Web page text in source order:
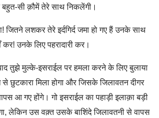
सी क़ौमें तेरे साथ निकलेंगी।
जितने लशकर तेरे इर्दगिर्द जमा हो गए हैं उनके साथ
कर! उनके लिए पहरादारी कर।
तुझे मुल्के-इसराईल पर हमला करने के लिए बुलाया
छुटकारा मिला होगा और जिसके जिलावतन दीगर
आ गए होंगे। गो इसराईल का पहाड़ी इलाक़ा बड़ी
लेकिन उस वक़्त उसके बाशिंदे जिलावतनी से वापस